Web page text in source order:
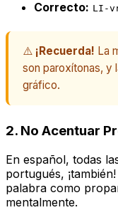
Correcto: LI-
⚠️ ¡Recuerda! La
son paroxítonas, y
gráfico.
2. No Acentuar
En español, todas
portugués,
palabra como
mentalmente.